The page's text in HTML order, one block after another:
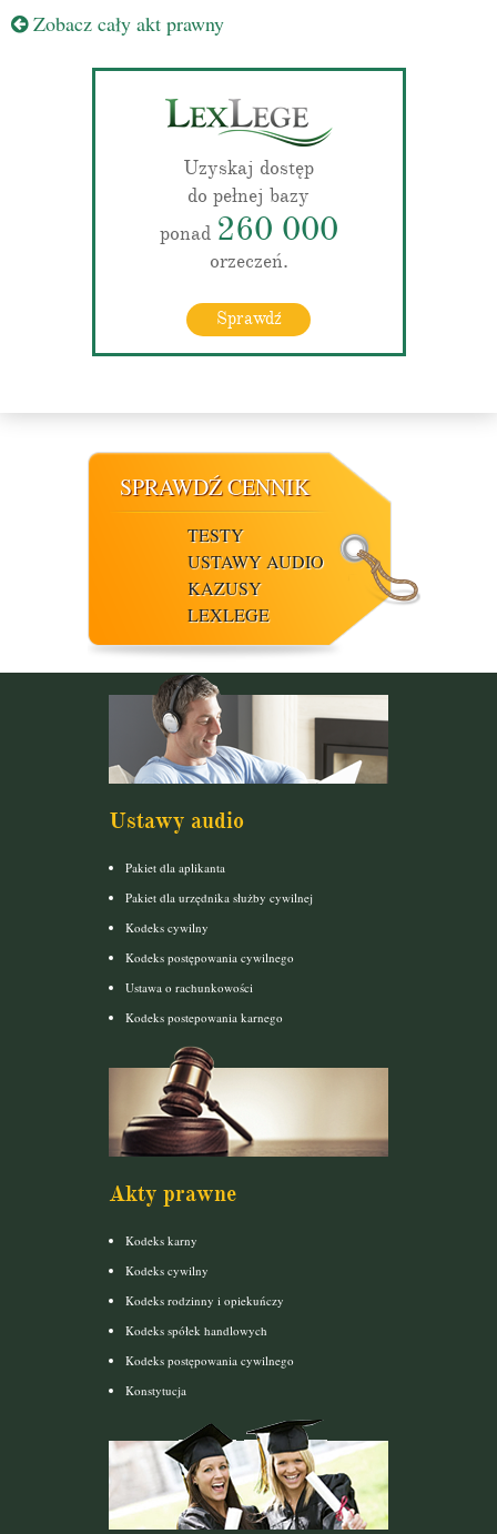
Zobacz cały akt prawny
Uzyskaj dostęp
do pełnej bazy
ponad 260 000
orzeczeń.
Sprawdź
SPRAWDŹ CENNIK
TESTY
USTAWY AUDIO
KAZUSY
LEXLEGE
Ustawy audio
Pakiet dla aplikanta
Pakiet dla urzędnika służby cywilnej
Kodeks cywilny
Kodeks postępowania cywilnego
Ustawa o rachunkowości
Kodeks postepowania karnego
Akty prawne
Kodeks karny
Kodeks cywilny
Kodeks rodzinny i opiekuńczy
Kodeks spółek handlowych
Kodeks postępowania cywilnego
Konstytucja